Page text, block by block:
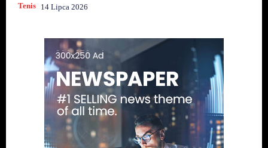
Tenis 14 Lipca 2026